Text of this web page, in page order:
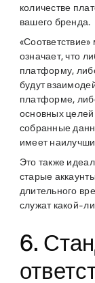
количестве
вашего бренда.
означает, что
платформу,
будут
платформе,
основных целей
собранные
имеет
Это также
старые
длительного
служат какой-
6.